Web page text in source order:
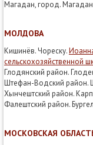
Магадан, город.
МОЛДОВА
Кишинёв. Чореску.
сельскохозяйственной
Глодянский район.
Штефан-Водский район.
Хынчештский район.
Фалештский район.
МОСКОВСКАЯ